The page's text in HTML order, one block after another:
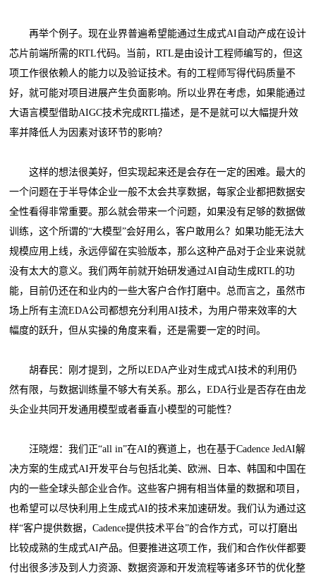
再举个例子。现在业界普遍希望能通过生成式AI自动产成在设计
芯片前端所需的RTL代码。当前，RTL是由设计工程师编写的，但这
项工作很依赖人的能力以及验证技术。有的工程师写得代码质量不
好，就可能对项目进展产生负面影响。所以业界在考虑，如果能通过
大语言模型借助AIGC技术完成RTL描述，是不是就可以大幅提升效
率并降低人为因素对该环节的影响？
这样的想法很美好，但实现起来还是会存在一定的困难。最大的
一个问题在于半导体企业一般不太会共享数据，每家企业都把数据安
全性看得非常重要。那么就会带来一个问题，如果没有足够的数据做
训练，这个所谓的“大模型”会好用么，客户敢用么？如果功能无法大
规模应用上线，永远停留在实验版本，那么这种产品对于企业来说就
没有太大的意义。我们两年前就开始研发通过AI自动生成RTL的功
能，目前仍还在和业内的一些大客户合作打磨中。总而言之，虽然市
场上所有主流EDA公司都想充分利用AI技术，为用户带来效率的大
幅度的跃升，但从实操的角度来看，还是需要一定的时间。
胡春民：刚才提到，之所以EDA产业对生成式AI技术的利用仍
然有限，与数据训练量不够大有关系。那么，EDA行业是否存在由龙
头企业共同开发通用模型或者垂直小模型的可能性？
汪晓煜：我们正“all in”在AI的赛道上，也在基于Cadence JedAI解
决方案的生成式AI开发平台与包括北美、欧洲、日本、韩国和中国在
内的一些全球头部企业合作。这些客户拥有相当体量的数据和项目，
也希望可以尽快利用上生成式AI的技术来加速研发。我们认为通过这
样“客户提供数据，Cadence提供技术平台”的合作方式，可以打磨出
比较成熟的生成式AI产品。但要推进这项工作，我们和合作伙伴都要
付出很多涉及到人力资源、数据资源和开发流程等诸多环节的优化整